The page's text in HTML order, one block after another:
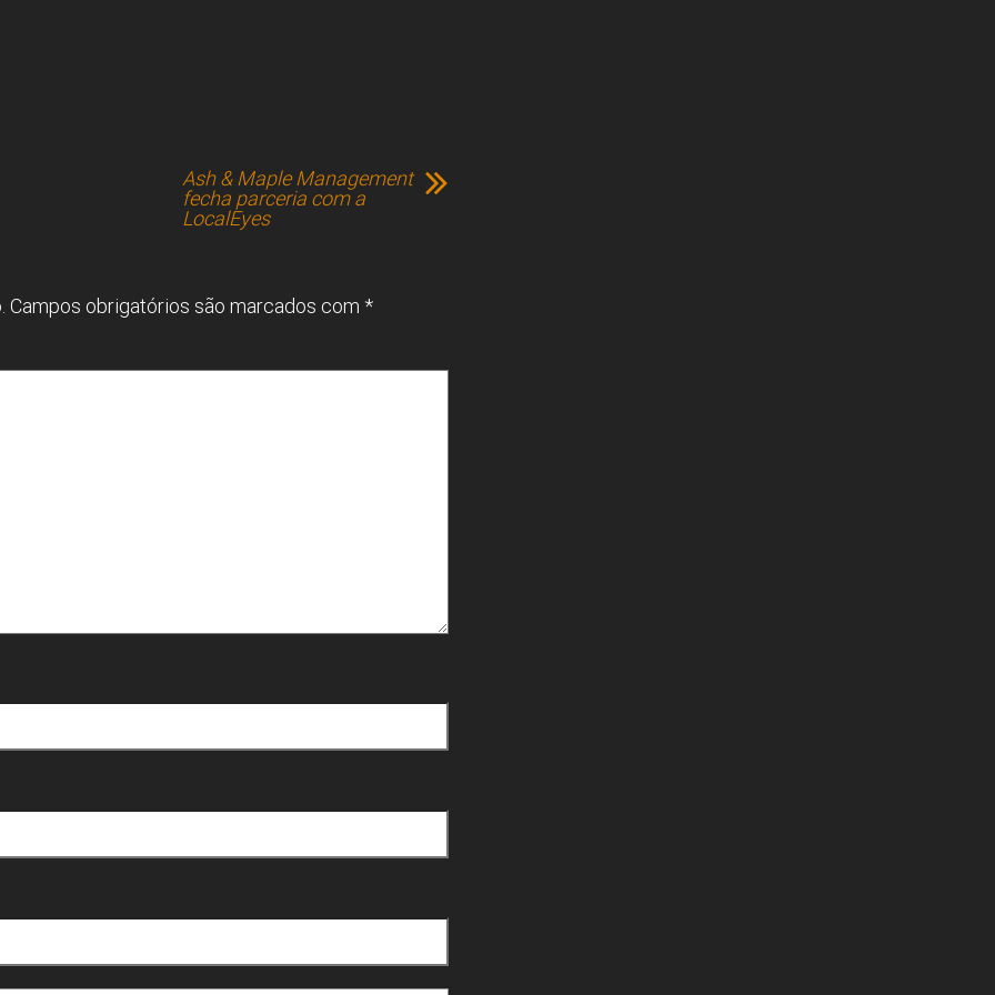
Ash & Maple Management
fecha parceria com a
LocalEyes
Campos obrigatórios são marcados com *